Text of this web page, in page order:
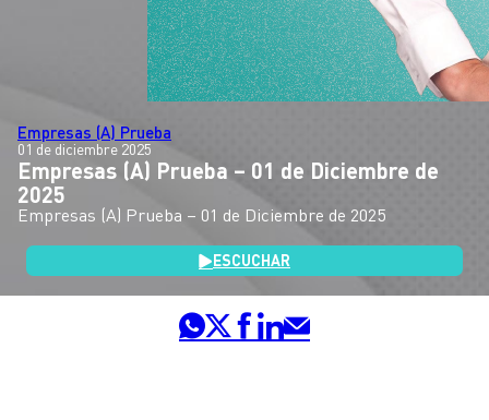
Empresas (A) Prueba
01 de diciembre 2025
Empresas (A) Prueba – 01 de Diciembre de
2025
Empresas (A) Prueba – 01 de Diciembre de 2025
ESCUCHAR